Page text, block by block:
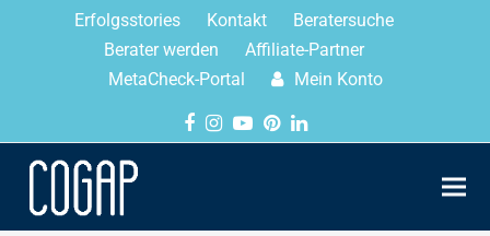
Erfolgsstories Kontakt
Beratersuche
Berater werden
Affiliate-Partner
MetaCheck-Portal
Mein Konto